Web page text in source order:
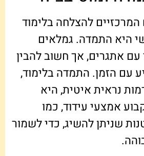
להצלחה בלימוד
היא התמדה. גמלאים
עם אתגרים, אך חשוב להבין
עם הזמן. התמדה בלימוד,
נראית איטית, היא
אמצעי עידוד, כמו
שניתן להשיג, כדי לשמור